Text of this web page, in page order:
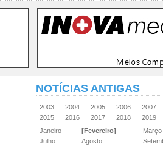
NOTÍCIAS ANTIGAS
2003 2004 2005 2006
2007
2015
2016 2017 2018
2019
Janeiro
[Fevereiro]
Julho
Agosto